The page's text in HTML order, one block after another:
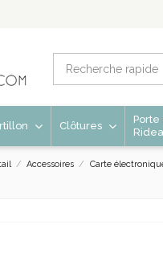
Clôtures
Accessoires Carte